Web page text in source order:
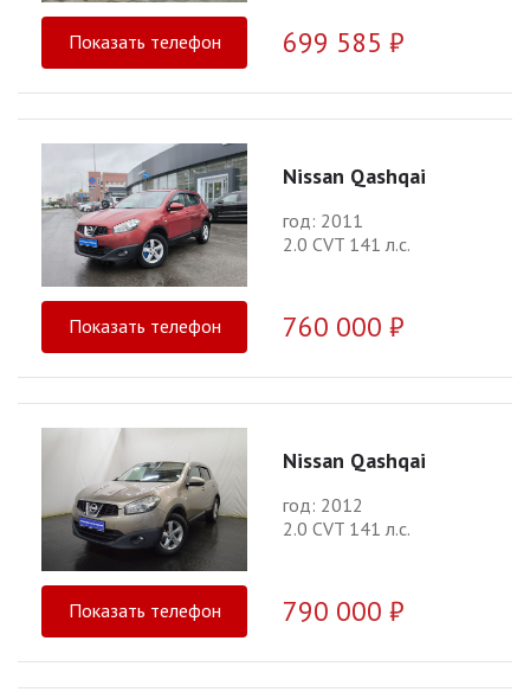
Показать телефон 699 585 ₽
Nissan Qashqai
год: 2011
2.0 CVT 141 л.с.
Показать телефон 760 000 ₽
Nissan Qashqai
год: 2012
2.0 CVT 141 л.с.
Показать телефон 790 000 ₽